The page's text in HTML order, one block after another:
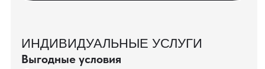
КЕЙС ПАО «РОСТЕЛЕКОМ»